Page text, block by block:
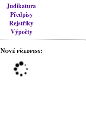
Judikatura
Předpisy
Rejstříky
Výpočty
Nové předpisy: